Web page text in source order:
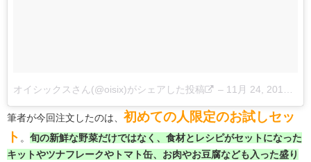
オイシックスさん(@oisix)がシェアした投稿 – 11月 24, 2017 at 1:06午前 PST
筆者が今回注文したのは、 初めての人限定のお試しセッ
ト 。 旬の新鮮な野菜だけではなく、食材とレシピがセットになった
キットやツナフレークやトマト缶、お肉やお豆腐なども入った盛り